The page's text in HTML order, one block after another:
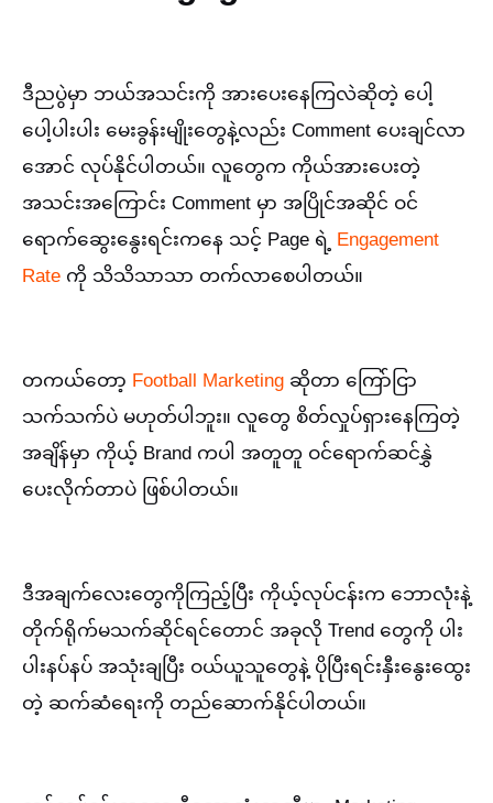
ဒီညပွဲမှာ ဘယ်အသင်းကို အားပေးနေကြလဲဆိုတဲ့ ပေါ့
ပေါ့ပါးပါး မေးခွန်းမျိုးတွေနဲ့လည်း Comment ပေးချင်လာ
အောင် လုပ်နိုင်ပါတယ်။ လူတွေက ကိုယ်အားပေးတဲ့
အသင်းအကြောင်း Comment မှာ အပြိုင်အဆိုင် ဝင်
ရောက်ဆွေးနွေးရင်းကနေ သင့် Page ရဲ့ Engagement
Rate ကို သိသိသာသာ တက်လာစေပါတယ်။
တကယ်တော့ Football Marketing ဆိုတာ ကြော်ငြာ
သက်သက်ပဲ မဟုတ်ပါဘူး။ လူတွေ စိတ်လှုပ်ရှားနေကြတဲ့
အချိန်မှာ ကိုယ့် Brand ကပါ အတူတူ ဝင်ရောက်ဆင်နွှဲ
ပေးလိုက်တာပဲ ဖြစ်ပါတယ်။
ဒီအချက်လေးတွေကိုကြည့်ပြီး ကိုယ့်လုပ်ငန်းက ဘောလုံးနဲ့
တိုက်ရိုက်မသက်ဆိုင်ရင်တောင် အခုလို Trend တွေကို ပါး
ပါးနပ်နပ် အသုံးချပြီး ဝယ်ယူသူတွေနဲ့ ပိုပြီးရင်းနှီးနွေးထွေး
တဲ့ ဆက်ဆံရေးကို တည်ဆောက်နိုင်ပါတယ်။